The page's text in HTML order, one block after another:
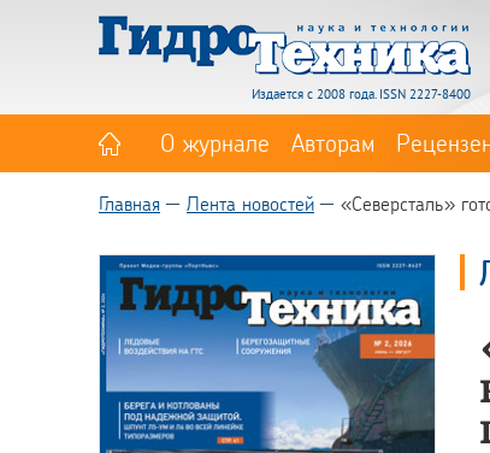
Издается с 2008 года. ISSN 2227-8400
О журнале Авторам
Главная Лента новостей «Северсталь»